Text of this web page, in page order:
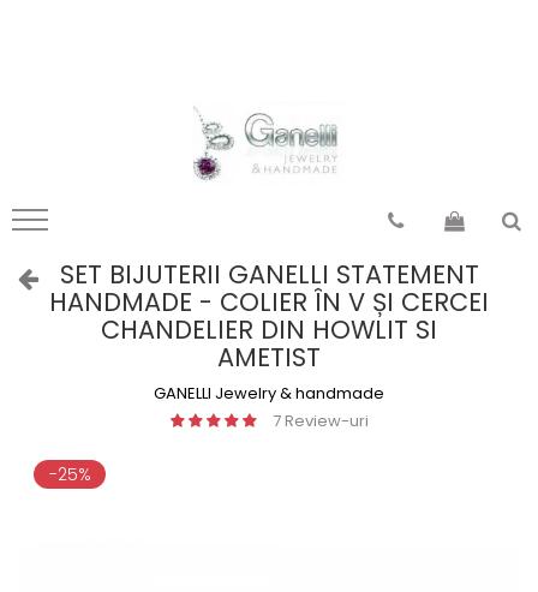
mandale Egipt
mandale Indonezia
mandale Thailanda
mandale Nepal
din Oltenia
din Muntenia
din Dobrogea
toate zonele
SET BIJUTERII GANELLI STATEMENT
HANDMADE - COLIER ÎN V ȘI CERCEI
CHANDELIER DIN HOWLIT SI
AMETIST
GANELLI Jewelry & handmade
7 Review-uri
-25%